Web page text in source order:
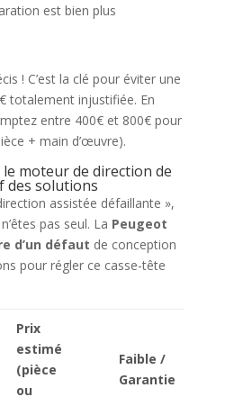
est bien plus
! C’est la clé pour éviter une
totalement injustifiée. En
entre 400€ et 800€ pour
+ main d’œuvre).
moteur de direction de
des solutions
assistée défaillante »,
pas seul. La Peugeot
d’un défaut de conception
pour régler ce casse-tête
Prix
estimé
(pièce
ou
Faible /
Garantie